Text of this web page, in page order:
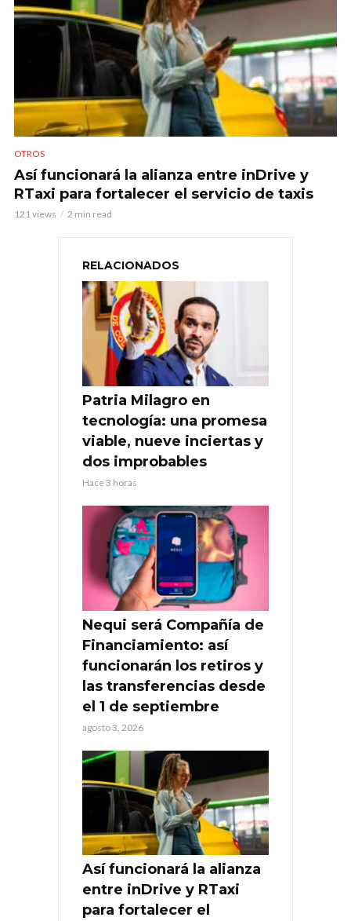
OTROS
Así funcionará la alianza entre inDrive y
RTaxi para fortalecer el servicio de taxis
121 views 2 min read
RELACIONADOS
Patria Milagro en
tecnología: una promesa
viable, nueve inciertas y
dos improbables
Hace 3 horas
Nequi será Compañía de
Financiamiento: así
funcionarán los retiros y
las transferencias desde
el 1 de septiembre
agosto 3, 2026
Así funcionará la alianza
entre inDrive y RTaxi
para fortalecer el